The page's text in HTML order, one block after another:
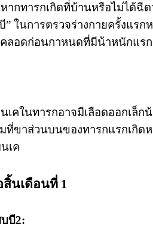
หากทารกเกิดที่บ้านหรือไม่ได้
” ในการตรวจร่างกายครั้งแร
ลอดก่อนกาหนดที่มีน้าหนักแรก
เคในทารกอาจมีเลือดออกเล็
ที่ขาส่วนบนของทารกแรกเกิด
เค
นเดือนที่ 1
บี2: